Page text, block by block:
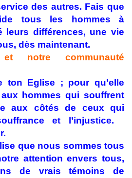
des autres. Fais que
tous les hommes à
leurs différences, une vie
dès maintenant.
notre communauté
ton Eglise ; pour qu’elle
aux hommes qui souffrent
aux côtés de ceux qui
et l’injustice.
que nous sommes tous
attention envers tous,
de vrais témoins de